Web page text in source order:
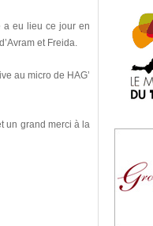
a eu lieu ce jour en
et Freida.
au micro de HAG’
un grand merci à la